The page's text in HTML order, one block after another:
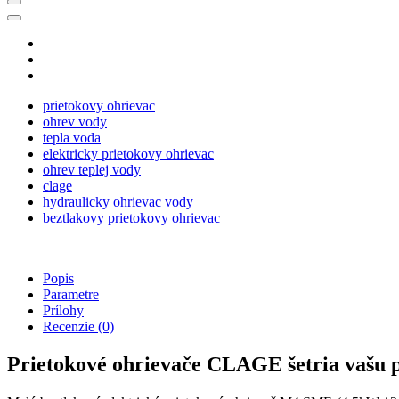
prietokovy ohrievac
ohrev vody
tepla voda
elektricky prietokovy ohrievac
ohrev teplej vody
clage
hydraulicky ohrievac vody
beztlakovy prietokovy ohrievac
Popis
Parametre
Prílohy
Recenzie (0)
Prietokové ohrievače CLAGE šetria vašu